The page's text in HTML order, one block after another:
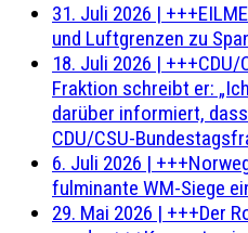
31. Juli 2026 |
und Luftgrenzen zu
18. Juli 2026 | +++CDU/
Fraktion schreibt er:
darüber informiert,
CDU/CSU-
6. Juli 2026 |
fulminante WM-Siege
29. Mai 2026 | +++Der